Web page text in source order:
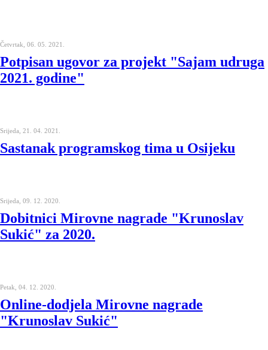
Četvrtak, 06. 05. 2021.
Potpisan ugovor za projekt "Sajam udruga
2021. godine"
Srijeda, 21. 04. 2021.
Sastanak programskog tima u Osijeku
Srijeda, 09. 12. 2020.
Dobitnici Mirovne nagrade "Krunoslav
Sukić" za 2020.
Petak, 04. 12. 2020.
Online-dodjela Mirovne nagrade
"Krunoslav Sukić"